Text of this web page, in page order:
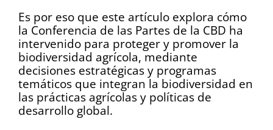
Es por eso que este artículo explora cómo
la Conferencia de las Partes de la CBD ha
intervenido para proteger y promover la
biodiversidad agrícola, mediante
decisiones estratégicas y programas
temáticos que integran la biodiversidad en
las prácticas agrícolas y políticas de
desarrollo global.